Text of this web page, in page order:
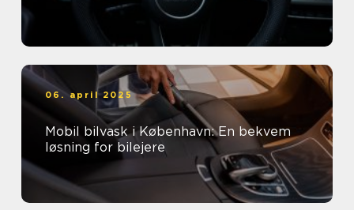
06. april 2025
Mobil bilvask i København: En bekvem
løsning for bilejere